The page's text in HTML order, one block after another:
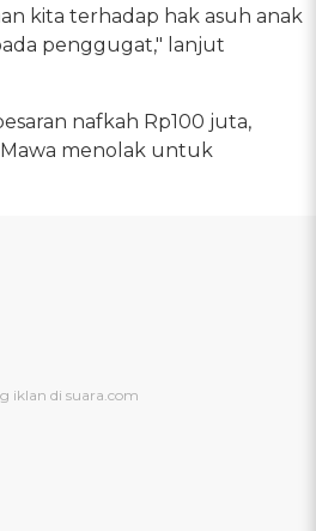
kita terhadap hak asuh anak
penggugat," lanjut
nafkah Rp100 juta,
menolak untuk